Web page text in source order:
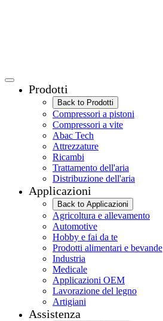
Prodotti
Back to Prodotti
Compressori a pistoni
Compressori a vite
Abac Tech
Attrezzature
Ricambi
Trattamento dell'aria
Distribuzione dell'aria
Applicazioni
Back to Applicazioni
Agricoltura e allevamento
Automotive
Hobby e fai da te
Prodotti alimentari e bevande
Industria
Medicale
Applicazioni OEM
Lavorazione del legno
Artigiani
Assistenza